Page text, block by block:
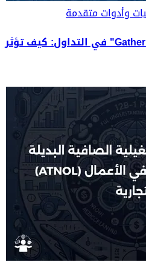
وأدوات متقدمة
استراتيجية "Gather In The Stops" في التداول: كيف تؤثر